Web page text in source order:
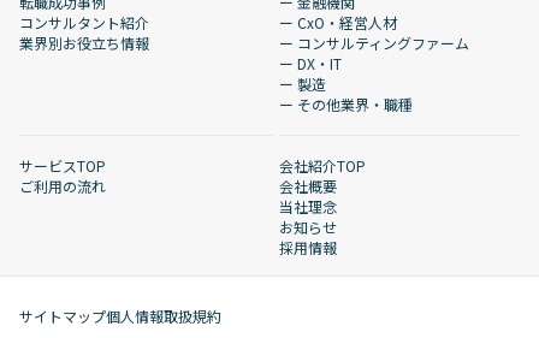
コンサルタント紹介
業界別お役立ち情報
ー CxO・経営人材
ー コンサルティングファーム
ー DX・IT
ー 製造
ー その他業界・職種
サービスTOP
ご利用の流れ
会社紹介TOP
会社概要
当社理念
お知らせ
採用情報
サイトマップ個人情報取扱規約